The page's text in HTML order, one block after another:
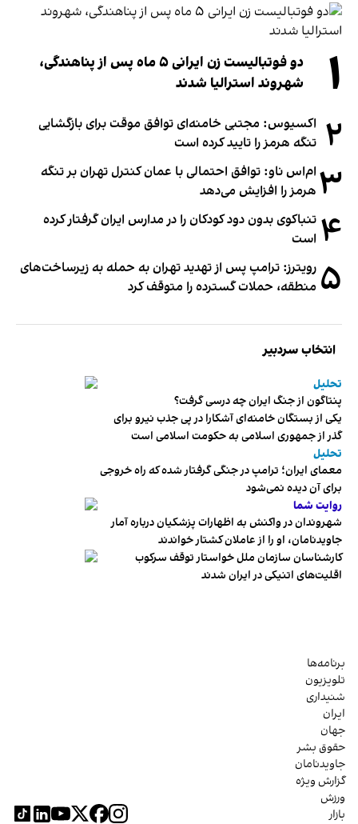
۱
دو فوتبالیست زن ایرانی ۵ ماه پس از پناهندگی،
شهروند استرالیا شدند
۲ اکسیوس: مجتبی خامنه‌ای توافق موقت برای بازگشایی
تنگه هرمز را تایید کرده است
۳ ام‌اس ناو: توافق احتمالی با عمان کنترل تهران بر تنگه
هرمز را افزایش می‌دهد
۴ تنباکوی بدون دود کودکان را در مدارس ایران گرفتار کرده
است
۵ رویترز: ترامپ پس از تهدید تهران به حمله به زیرساخت‌های
منطقه، حملات گسترده را متوقف کرد
انتخاب سردبیر
تحلیل
پنتاگون از جنگ ایران چه درسی گرفت؟
یکی از بستگان خامنه‌ای آشکارا در پی جذب نیرو برای
گذر از جمهوری اسلامی به حکومت اسلامی است
تحلیل
معمای ایران؛ ترامپ در جنگی گرفتار شده که راه خروجی
برای آن دیده نمی‌شود
روایت شما
شهروندان در واکنش به اظهارات پزشکیان درباره آمار
جاویدنامان، او را از عاملان کشتار خواندند
کارشناسان سازمان ملل خواستار توقف سرکوب
اقلیت‌های اتنیکی در ایران شدند
برنامه‌ها
تلویزیون
شنیداری
ایران
جهان
حقوق بشر
جاویدنامان
گزارش ویژه
ورزش
بازار